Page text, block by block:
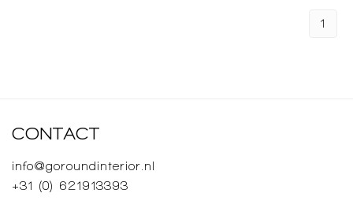
1
CONTACT
info@goroundinterior.nl
+31 (0) 621913393